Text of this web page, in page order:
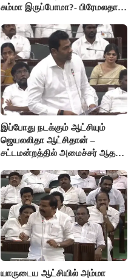
சும்மா இருப்போமா?- பிரேமலதா
இப்போது நடக்கும் ஆட்சியும்
ஜெயலலிதா ஆட்சிதான் –
சட்டமன்றத்தில் அமைச்சர் ஆதவ்
யாருடைய ஆட்சியில் அம்மா